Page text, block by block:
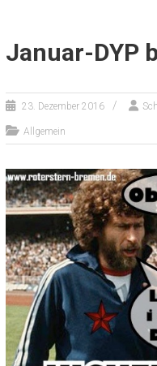
Januar-DYP
23. Dezember 2016
Allgemein